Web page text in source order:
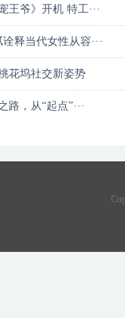
爷》开机 特工···
释当代女性从容···
花坞社交新姿势
，从“起点”···